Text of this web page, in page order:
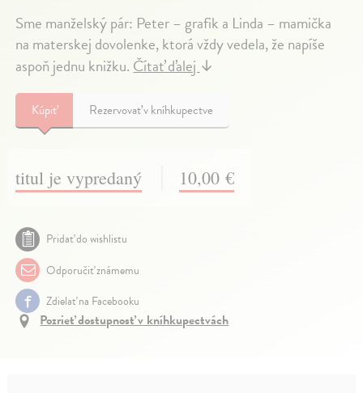
Sme manželský pár: Peter – grafik a Linda – mamička
na materskej dovolenke, ktorá vždy vedela, že napíše
aspoň jednu knižku.Čítať ďalej↓
Kúpiť Rezervovať v kníhkupectve
titul je vypredaný 10,00 €
Pridať do wishlistu
Odporučiť známemu
Zdielať na Facebooku
Pozrieť dostupnosť v kníhkupectvách